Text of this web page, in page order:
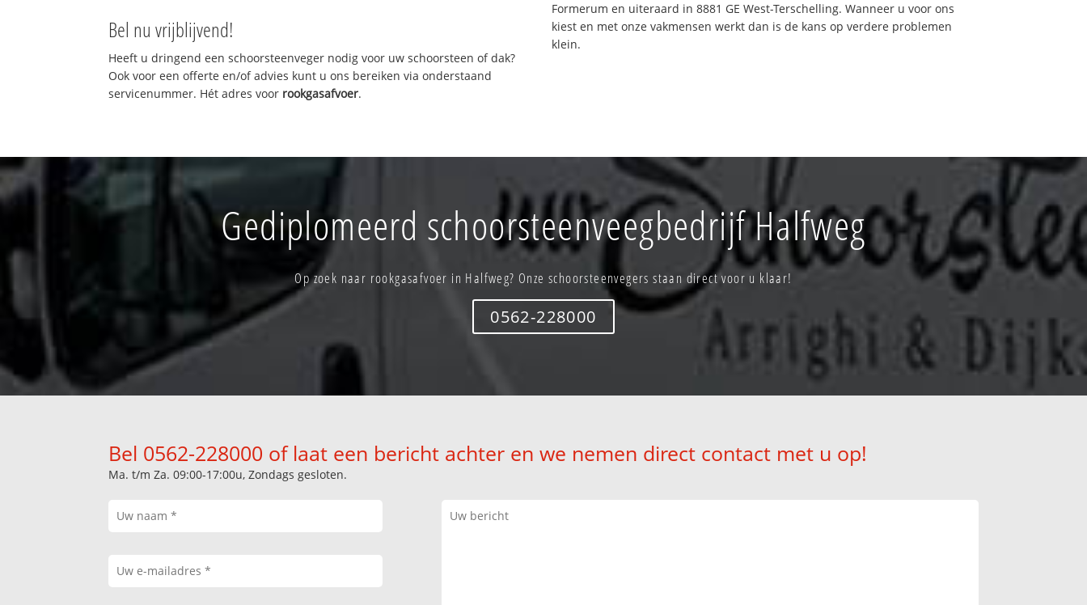
Bel nu vrijblijvend!
Heeft u dringend een schoorsteenveger nodig voor uw schoorsteen of dak?
Ook voor een offerte en/of advies kunt u ons bereiken via onderstaand
servicenummer. Hét adres voor rookgasafvoer.
Formerum en uiteraard in 8881 GE West-Terschelling. Wanneer u voor ons
kiest en met onze vakmensen werkt dan is de kans op verdere problemen
klein.
Gediplomeerd schoorsteenveegbedrijf Halfweg
Op zoek naar rookgasafvoer in Halfweg? Onze schoorsteenvegers staan direct voor u klaar!
0562-228000
Bel 0562-228000 of laat een bericht achter en we nemen direct contact met u op!
Ma. t/m Za. 09:00-17:00u, Zondags gesloten.